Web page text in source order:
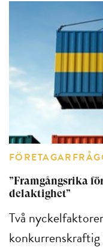
”Framgångsrika
delaktighet”
Två